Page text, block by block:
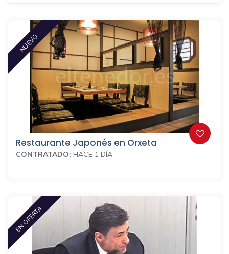
NUEVO
Restaurante Japonés en Orxeta
CONTRATADO: HACE 1 DÍA
EN OFERTA